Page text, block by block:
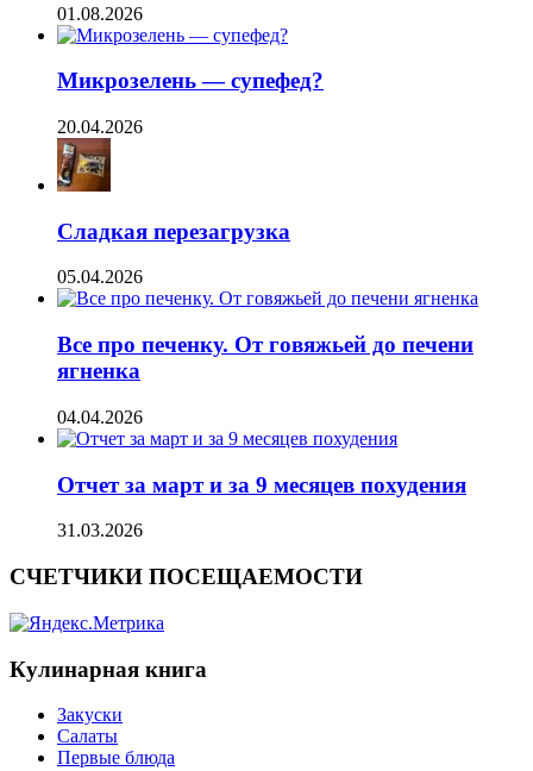
01.08.2026
Микрозелень — супефед?
20.04.2026
Сладкая перезагрузка
05.04.2026
Все про печенку. От говяжьей до печени
ягненка
04.04.2026
Отчет за март и за 9 месяцев похудения
31.03.2026
СЧЕТЧИКИ ПОСЕЩАЕМОСТИ
Кулинарная книга
Закуски
Салаты
Первые блюда